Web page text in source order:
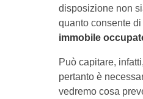
disposizione non
quanto consente
immobile
Può capitare,
pertanto è
vedremo cosa